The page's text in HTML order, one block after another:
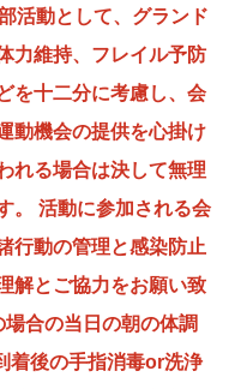
活動として、グランド
力維持、フレイル予防
を十二分に考慮し、会
動機会の提供を心掛け
れる場合は決して無理
。 活動に参加される会
行動の管理と感染防止
解とご協力をお願い致
合の当日の朝の体調
着後の手指消毒or洗浄